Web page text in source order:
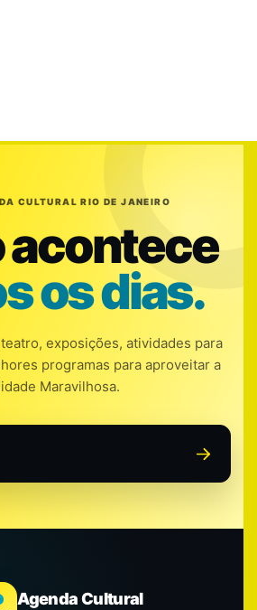
CULTURAL RIO DE JANEIRO
acontece
os dias.
exposições, atividades para
programas para aproveitar a
Maravilhosa.
Agenda Cultural